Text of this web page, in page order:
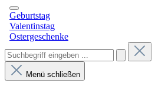
Geburtstag
Valentinstag
Ostergeschenke
Menü schließen